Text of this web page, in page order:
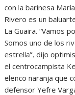
con la barinesa
Rivero es un
La Guaira. “Vamos
Somos uno de los
estrella”, dijo
el centrocampista
elenco naranja que
defensor Yefre